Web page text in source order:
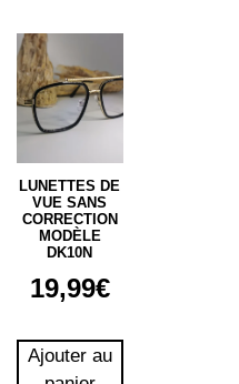
LUNETTES DE
VUE SANS
CORRECTION
MODÈLE
DK10N
19,99€
Ajouter au